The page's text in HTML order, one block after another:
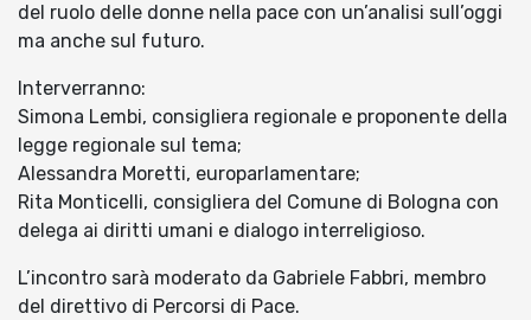
del ruolo delle donne nella pace con un’analisi sull’oggi
ma anche sul futuro.
Interverranno:
Simona Lembi, consigliera regionale e proponente della
legge regionale sul tema;
Alessandra Moretti, europarlamentare;
Rita Monticelli, consigliera del Comune di Bologna con
delega ai diritti umani e dialogo interreligioso.
L’incontro sarà moderato da Gabriele Fabbri, membro
del direttivo di Percorsi di Pace.